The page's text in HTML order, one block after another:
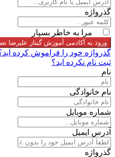
گذرواژه
مرا به خاطر بسپار
ورود به آکادمی آموزش گیتار علیرضا نصوحی
گذرواژه خود را فراموش کرده
ثبت نام نکرده اید؟
نام
نام خانوادگی
شماره موبایل
آدرس ایمیل
گذرواژه